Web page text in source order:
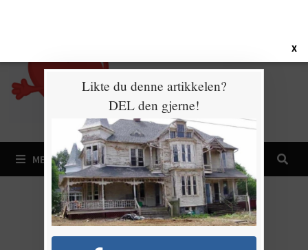
MENY
X
Likte du denne artikkelen?
DEL den gjerne!